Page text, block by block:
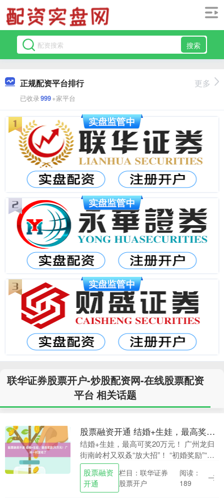
搜索
正规配资平台排行
已收录999+家平台
更多
联华证券股票开户-炒股配资网-在线股票配资
平台 相关话题
股票融资开通 结婚+生娃，最高奖励20万元！广州一村发钱了
结婚+生娃，最高可奖20万元！ 广州龙归
街南岭村又双叒“放大招”！ “初婚奖励”“生
育补助”等方案实施了仅几个月时间，广州
市白云区龙归街南岭村覆盖村民全生命周
期....
股票融资
开通
栏目：联华证券
股票开户
阅读：
189